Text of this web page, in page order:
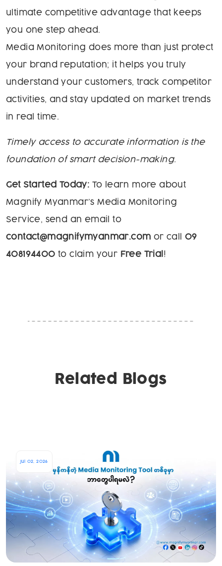
ultimate competitive advantage that keeps
you one step ahead.
Media Monitoring does more than just protect
your brand reputation; it helps you truly
understand your customers, track competitor
activities, and stay updated on market trends
in real time.
Timely access to accurate information is the
foundation of smart decision-making.
Get Started Today: To learn more about
Magnify Myanmar’s Media Monitoring
Service, send an email to
contact@magnifymyanmar.com or call 09
408194400 to claim your Free Trial !
Related Blogs
Jul 02, 2026